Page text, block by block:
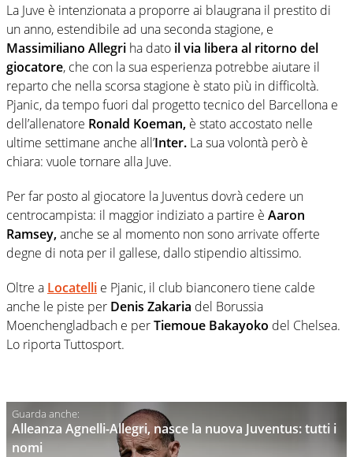
La Juve è intenzionata a proporre ai blaugrana il prestito di
un anno, estendibile ad una seconda stagione, e
Massimiliano Allegri ha dato il via libera al ritorno del
giocatore, che con la sua esperienza potrebbe aiutare il
reparto che nella scorsa stagione è stato più in difficoltà.
Pjanic, da tempo fuori dal progetto tecnico del Barcellona e
dell’allenatore Ronald Koeman, è stato accostato nelle
ultime settimane anche all’Inter. La sua volontà però è
chiara: vuole tornare alla Juve.
Per far posto al giocatore la Juventus dovrà cedere un
centrocampista: il maggior indiziato a partire è Aaron
Ramsey,anche se al momento non sono arrivate offerte
degne di nota per il gallese, dallo stipendio altissimo.
Oltre a Locatelli e Pjanic, il club bianconero tiene calde
anche le piste per Denis Zakaria del Borussia
Moenchengladbach e perTiemoue Bakayoko del Chelsea.
Lo riporta Tuttosport.
Alleanza Agnelli-Allegri, nasce la nuova Juventus: tutti i
nomi